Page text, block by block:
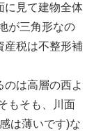
に見て建物全体
が三角形なの
産税は不整形補
は高層の西よ
もそも、川面
は薄いです)な